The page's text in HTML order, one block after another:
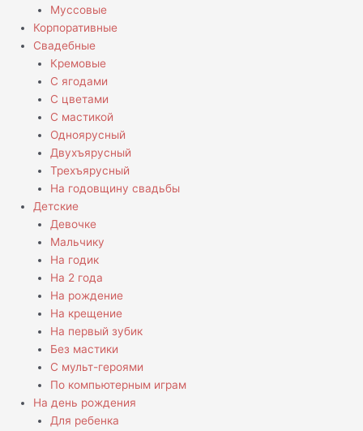
Муссовые
Корпоративные
Свадебные
Кремовые
С ягодами
С цветами
С мастикой
Одноярусный
Двухъярусный
Трехъярусный
На годовщину свадьбы
Детские
Девочке
Мальчику
На годик
На 2 года
На рождение
На крещение
На первый зубик
Без мастики
С мульт-героями
По компьютерным играм
На день рождения
Для ребенка